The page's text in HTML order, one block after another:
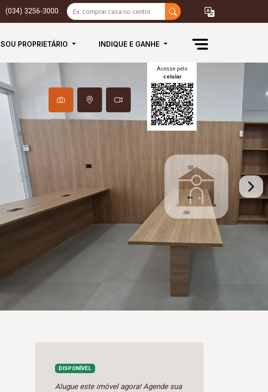
(034) 3256-3000
SOU PROPRIETÁRIO INDIQUE E GANHE
Acesse pelo
celular
DISPONÍVEL
Alugue este imóvel agora! Agende sua